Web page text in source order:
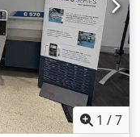
1 /7